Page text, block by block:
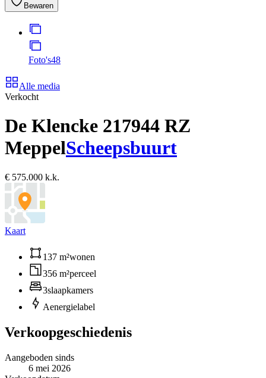
Bewaren
Foto's48
Alle media
Verkocht
De Klencke 217944 RZ
MeppelScheepsbuurt
€ 575.000 k.k.
Kaart
137 m²wonen
356 m²perceel
3slaapkamers
Aenergielabel
Verkoopgeschiedenis
Aangeboden sinds
6 mei 2026